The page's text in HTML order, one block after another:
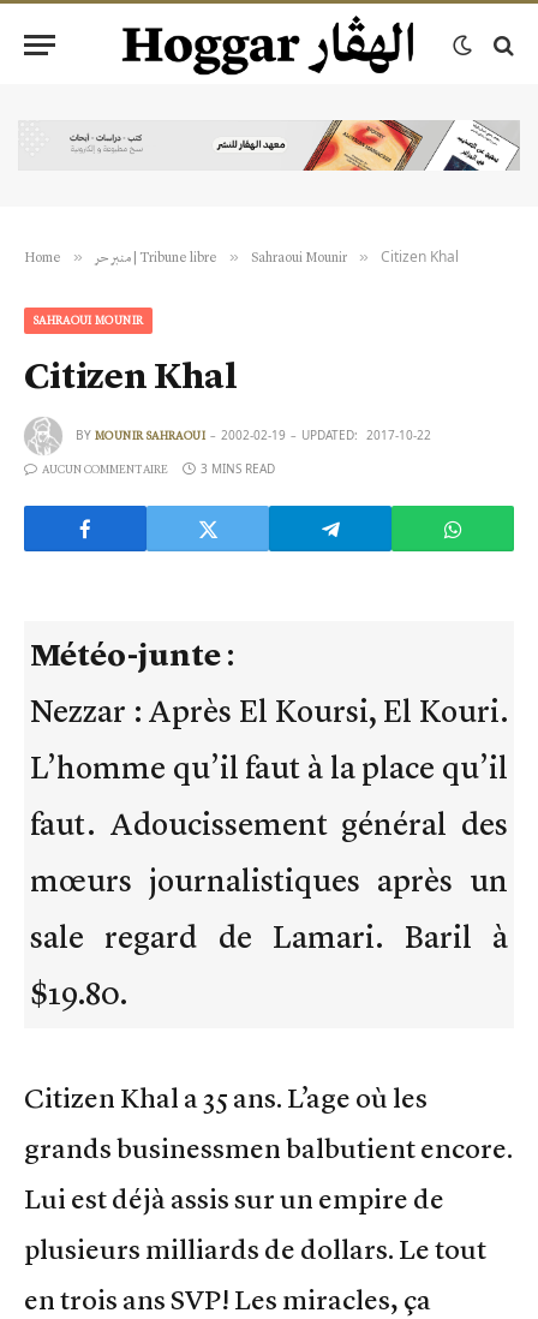
Home » منبر حر | Tribune libre » Sahraoui Mounir » Citizen Khal
SAHRAOUI MOUNIR
Citizen Khal
BY MOUNIR SAHRAOUI 2002-02-19 UPDATED: 2017-10-22
AUCUN COMMENTAIRE 3 MINS READ
Météo-junte:
Nezzar : Après El Koursi, El Kouri.
L’homme qu’il faut à la place qu’il
faut. Adoucissement général des
mœurs journalistiques après un
sale regard de Lamari. Baril à
$19.80.
Citizen Khal a 35 ans. L’age où les
grands businessmen balbutient encore.
Lui est déjà assis sur un empire de
plusieurs milliards de dollars. Le tout
en trois ans SVP! Les miracles, ça